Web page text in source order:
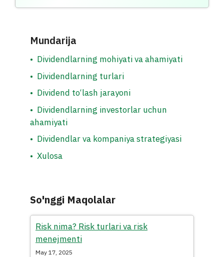
Mundarija
• Dividendlarning mohiyati va ahamiyati
• Dividendlarning turlari
• Dividend to‘lash jarayoni
• Dividendlarning investorlar uchun
ahamiyati
• Dividendlar va kompaniya strategiyasi
• Xulosa
So'nggi Maqolalar
Risk nima? Risk turlari va risk
menejmenti
May 17, 2025